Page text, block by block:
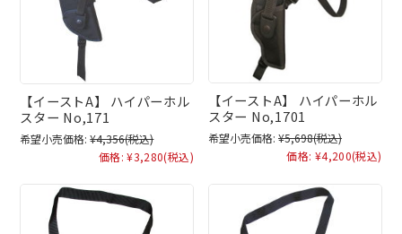
【イーストA】 ハイパーホル
スター No,171
希望小売価格: ¥4,356(税込)
価格: ¥3,280(税込)
【イーストA】 ハイパーホル
スター No,1701
希望小売価格: ¥5,698(税込)
価格: ¥4,200(税込)